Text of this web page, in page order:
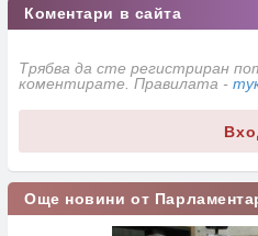
Коментари в сайта
Трябва да сте регистриран
коментирате. Правилата -
Още новини от